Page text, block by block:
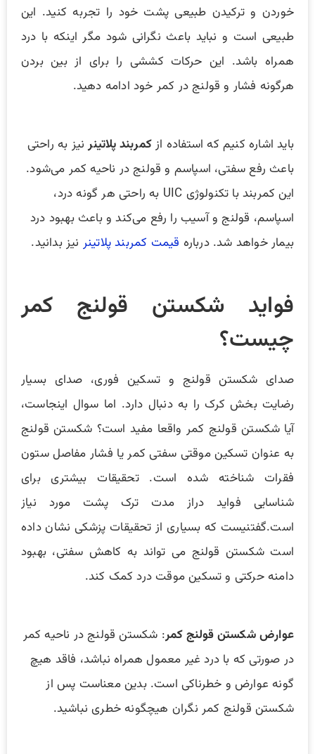
خوردن و ترکیدن طبیعی پشت خود را تجربه کنید. این
طبیعی است و نباید باعث نگرانی شود مگر اینکه با درد
همراه باشد. این حرکات کششی را برای از بین بردن
هرگونه فشار و قولنج در کمر خود ادامه دهید.
باید اشاره کنیم که استفاده ازکمربند پلاتینرنیز به راحتی
باعث رفع سفتی، اسپاسم و قولنج در ناحیه کمر می‌شود.
این کمربند با تکنولوژی UIC به راحتی هر گونه درد،
اسپاسم، قولنج و آسیب را رفع می‌کند و باعث بهبود درد
بیمار خواهد شد. درباره قیمت کمربند پلاتینر نیز بدانید.
فواید شکستن قولنج کمر
چیست؟
صدای شکستن قولنج و تسکین فوری، صدای بسیار
رضایت بخش کرک را به دنبال دارد. اما سوال اینجاست،
آیا شکستن قولنج کمر واقعا مفید است؟ شکستن قولنج
به عنوان تسکین موقتی سفتی کمر یا فشار مفاصل ستون
فقرات شناخته شده است. تحقیقات بیشتری برای
شناسایی فواید دراز مدت ترک پشت مورد نیاز
است.گفتنیست که بسیاری از تحقیقات پزشکی نشان داده
است شکستن قولنج می تواند به کاهش سفتی، بهبود
دامنه حرکتی و تسکین موقت درد کمک کند.
عوارض شکستن قولنج کمر: شکستن قولنج در ناحیه کمر
در صورتی که با درد غیر معمول همراه نباشد، فاقد هیچ
گونه عوارض و خطرناکی است. بدین معناست پس از
شکستن قولنج کمر نگران هیچگونه خطری نباشید.